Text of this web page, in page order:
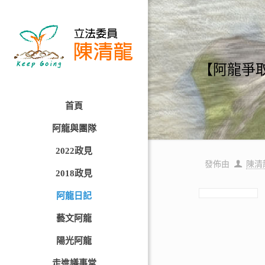
首頁
阿龍與團隊
2022政見
2018政見
阿龍日記
藝文阿龍
陽光阿龍
【阿龍爭
發佈由 陳